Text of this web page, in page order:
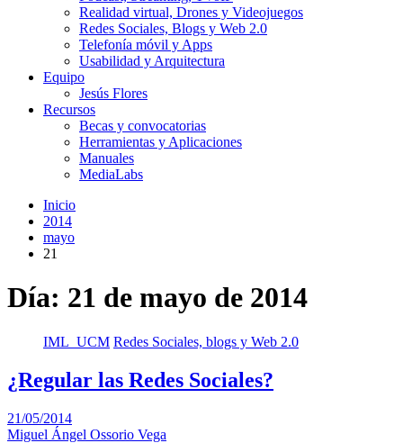
Realidad virtual, Drones y Videojuegos
Redes Sociales, Blogs y Web 2.0
Telefonía móvil y Apps
Usabilidad y Arquitectura
Equipo
Jesús Flores
Recursos
Becas y convocatorias
Herramientas y Aplicaciones
Manuales
MediaLabs
Inicio
2014
mayo
21
Día: 21 de mayo de 2014
IML_UCM Redes Sociales, blogs y Web 2.0
¿Regular las Redes Sociales?
21/05/2014
Miguel Ángel Ossorio Vega